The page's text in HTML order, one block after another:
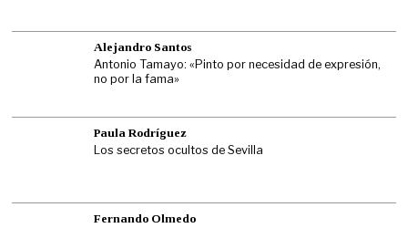
Alejandro Santos
Antonio Tamayo: «Pinto por necesidad de expresión,
no por la fama»
Paula Rodríguez
Los secretos ocultos de Sevilla
Fernando Olmedo